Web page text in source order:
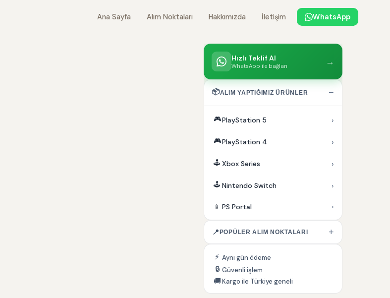
Ana Sayfa Alım Noktaları Hakkımızda İletişim WhatsApp
Hızlı Teklif Al
WhatsApp ile bağlan →
📦ALIM YAPTIĞIMIZ ÜRÜNLER −
🎮PlayStation 5 ›
🎮PlayStation 4 ›
🕹️ Xbox Series ›
🕹️ Nintendo Switch ›
📱 PS Portal ›
📍 POPÜLER ALIM NOKTALARI +
⚡ Aynı gün ödeme
🔒 Güvenli işlem
🚚Kargo ile Türkiye geneli